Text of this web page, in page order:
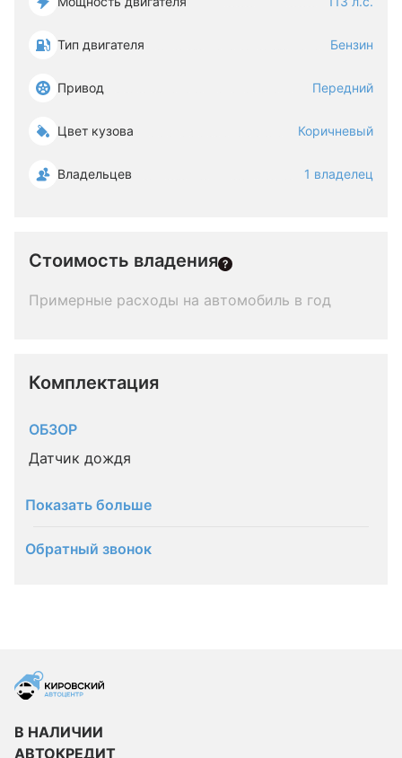
Тип двигателя Бензин
Привод Передний
Цвет кузова Коричневый
Владельцев 1 владелец
Стоимость владения
Примерные расходы на автомобиль в год
Комплектация
ОБЗОР
Датчик дождя
Показать больше
Обратный звонок
В НАЛИЧИИ
АВТОКРЕДИТ